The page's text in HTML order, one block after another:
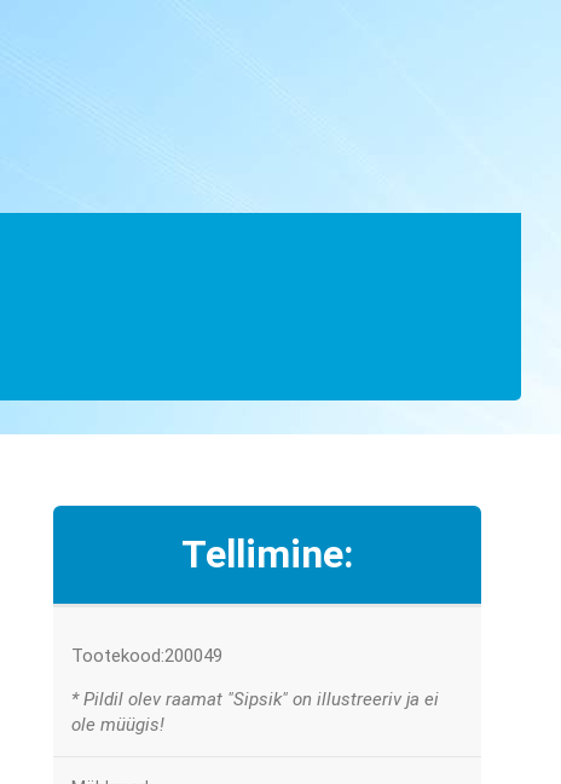
Tellimine:
Tootekood:200049
* Pildil olev raamat "Sipsik" on illustreeriv ja ei
ole müügis!